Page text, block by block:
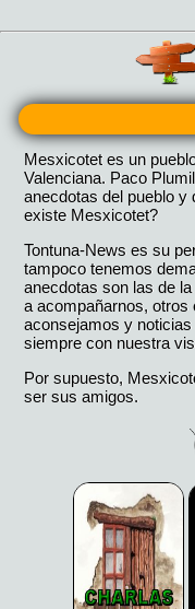
Mesxicotet es un
Valenciana. Paco
anecdotas del pueblo
existe Mesxicotet?
Tontuna-News es su
tampoco tenemos
anecdotas son las de
a acompañarnos,
aconsejamos y
siempre con nuestra
Por supuesto,
ser sus amigos.